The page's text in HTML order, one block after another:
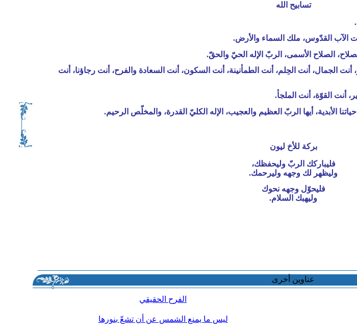
تسابيح الله
لم، أنت الطمأنينة، أنت السكون، أنت السعادة والفرح، أنت رجاؤنا، أنت
أنت القوّة، أنت الملجأ.
بركة للأخ ليون
فليباركك الربّ وليحفظك،
وليظهر لك وجهه وليرحمك.
فليحوّل وجهه نحوك
وليهبك السلام.
عناوين أخرى
الفرح الحقيقي
ليس ما يمنع الشمس عن أن تشعّ بنورها